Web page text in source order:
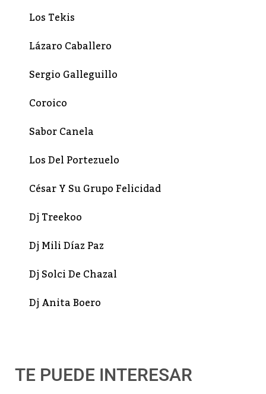
Los Tekis
Lázaro Caballero
Sergio Galleguillo
Coroico
Sabor Canela
Los Del Portezuelo
César Y Su Grupo Felicidad
Dj Treekoo
Dj Mili Díaz Paz
Dj Solci De Chazal
Dj Anita Boero
TE PUEDE INTERESAR